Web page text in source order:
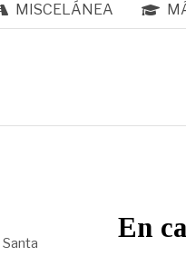
MISCELÁNEA
En